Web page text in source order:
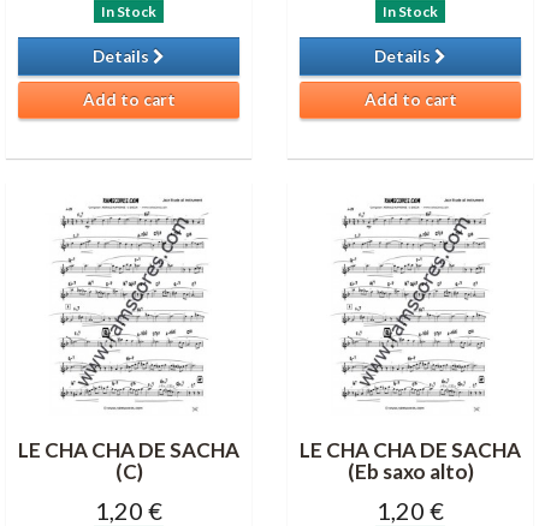
In Stock
Details
Add to cart
In Stock
Details
Add to cart
LE CHA CHA DE SACHA
(C)
1,20 €
LE CHA CHA DE SACHA
(Eb saxo alto)
1,20 €